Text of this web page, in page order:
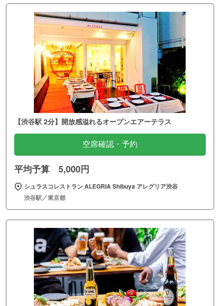
【渋谷駅 2分】開放感溢れるオープンエアーテラス
空席確認・予約
平均予算 5,000円
シュラスコレストラン ALEGRIA Shibuya アレグリア渋谷
渋谷駅／東京都